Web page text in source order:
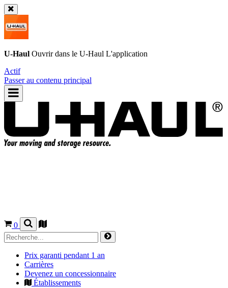
U-Haul Ouvrir dans le U-Haul L'application
Actif
Passer au contenu principal
0
Prix garanti pendant 1 an
Carrières
Devenez un concessionnaire
Établissements